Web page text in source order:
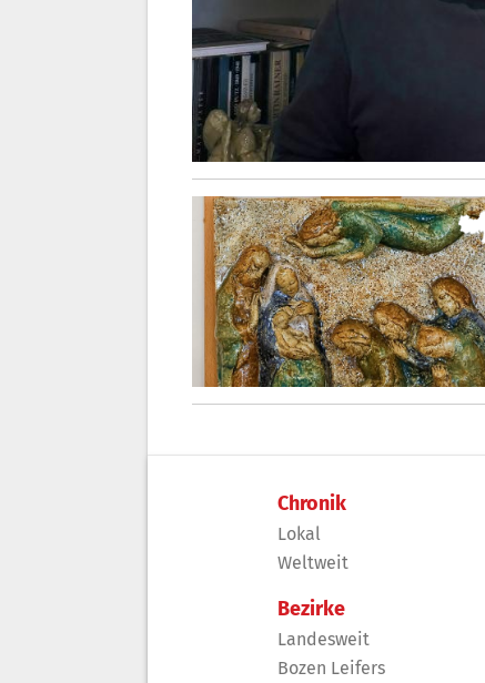
Chronik
Lokal
Weltweit
Bezirke
Landesweit
Bozen Leifers